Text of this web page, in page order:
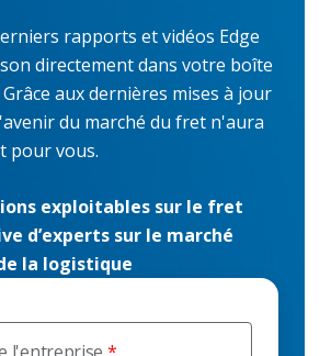
rapports et vidéos Edge
directement dans votre boîte
aux dernières mises à jour
du marché du fret n'aura
pour vous.
exploitables sur le fret
d’experts sur le marché
la logistique